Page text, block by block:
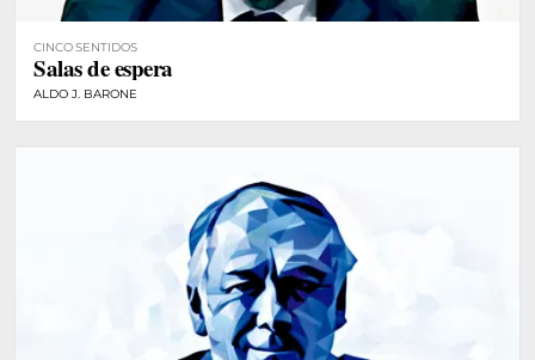
CINCO SENTIDOS
Salas de espera
ALDO J. BARONE